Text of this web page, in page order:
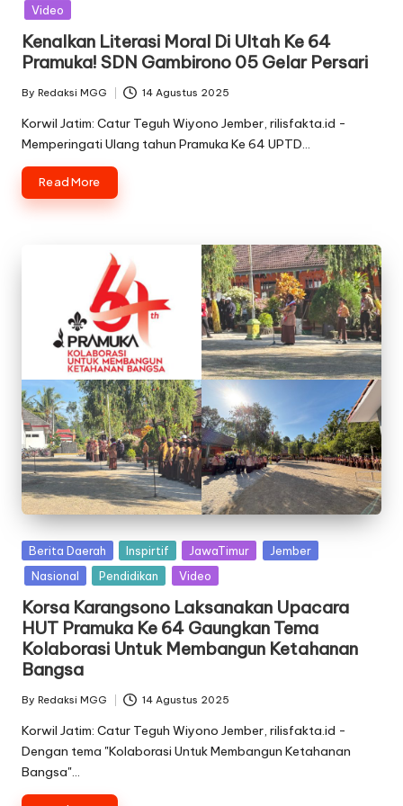
inVideo
Kenalkan Literasi Moral Di Ultah Ke 64
Pramuka! SDN Gambirono 05 Gelar Persari
Posted
by
By Redaksi MGG 14 Agustus 2025
Korwil Jatim: Catur Teguh Wiyono Jember, rilisfakta.id -
Memperingati Ulang tahun Pramuka Ke 64 UPTD…
Read More
Posted
in
Berita Daerah Inspirtif JawaTimur
Jember
Nasional
Pendidikan Video
Korsa Karangsono Laksanakan Upacara
HUT Pramuka Ke 64 Gaungkan Tema
Kolaborasi Untuk Membangun Ketahanan
Bangsa
Posted
by
By Redaksi MGG 14 Agustus 2025
Korwil Jatim: Catur Teguh Wiyono Jember, rilisfakta.id -
Dengan tema "Kolaborasi Untuk Membangun Ketahanan
Bangsa"…